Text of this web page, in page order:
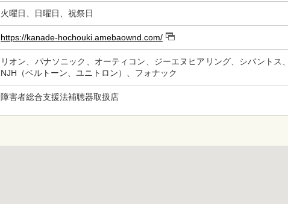
火曜日、日曜日、祝祭日
https://kanade-hochouki.amebaownd.com/
リオン、パナソニック、オーティコン、ジーエヌヒアリング、シバントス
NJH（ベルトーン、ユニトロン）、フォナック
障害者総合支援法補聴器取扱店